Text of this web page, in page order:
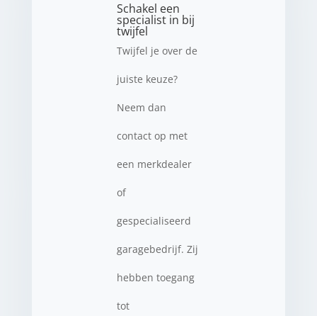
Schakel een
specialist in bij
twijfel
Twijfel je over de
juiste keuze?
Neem dan
contact op met
een merkdealer
of
gespecialiseerd
garagebedrijf. Zij
hebben toegang
tot